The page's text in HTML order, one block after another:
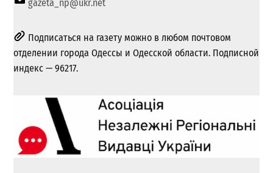
gazeta_np@ukr.net
Подписаться на газету можно в любом почтовом
отделении города Одессы и Одесской области. Подписной
индекс — 96217.